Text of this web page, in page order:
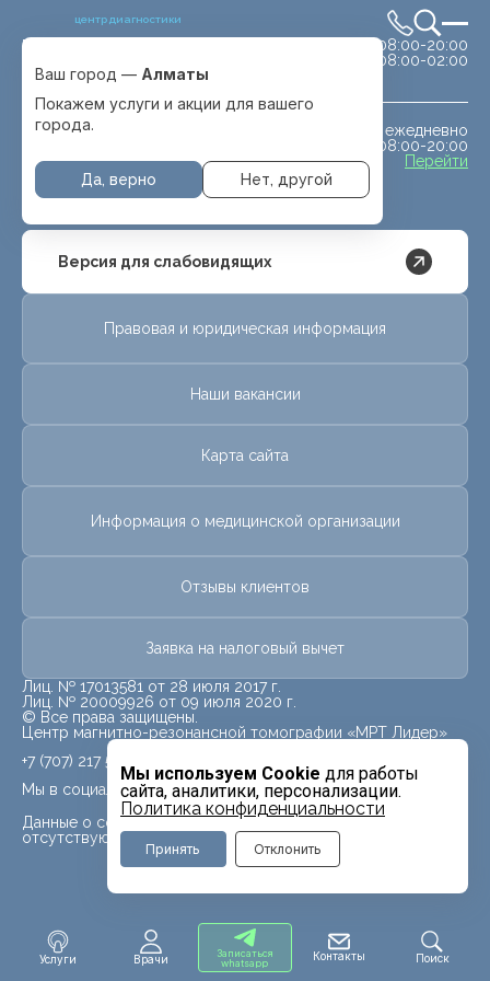
центр диагностики
Выбрать город
с. Отеген батыра
сб-вс 08:00-20:00
08:00-02:00
ежедневно
08:00-20:00
Перейти
Ваш город — Алматы
Покажем услуги и акции для вашего
города.
Да, верно Нет, другой
Услуги Врачи
Записаться
whatsapp
Контакты Поиск
Мы используем Cookie для работы
сайта, аналитики, персонализации.
Политика конфиденциальности
Принять Отклонить
Версия для слабовидящих
Правовая и юридическая информация
Наши вакансии
Карта сайта
Информация о медицинской организации
Отзывы клиентов
Заявка на налоговый вычет
Лиц. № 17013581 от 28 июля 2017 г.
Лиц. № 20009926 от 09 июля 2020 г.
© Все права защищены.
Центр магнитно-резонансной томографии «МРТ Лидер»
Мы в социальных сетях
Данные о социальных сетях для данного филиала
отсутствуют
+7 (707) 217 5840